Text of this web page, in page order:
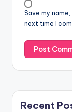
Save my
next time I
Recent